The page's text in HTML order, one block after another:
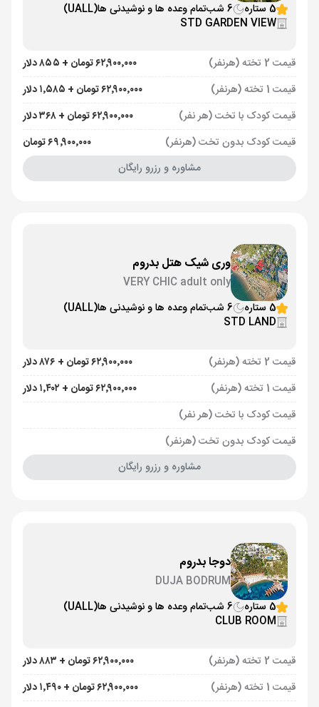
5 ستاره
6 شب تمام وعده ها و نوشیدنی ها(UALL)
STD GARDEN VIEW
قیمت 2 تخته (هرنفر)
۶۲٬۹۰۰٬۰۰۰ تومان + ۸۵۵ دلار
قیمت 1 تخته (هرنفر)
۶۲٬۹۰۰٬۰۰۰ تومان + ۱٬۵۸۵ دلار
قیمت کودک با تخت (هر نفر)
۶۲٬۹۰۰٬۰۰۰ تومان + ۳۶۸ دلار
قیمت کودک بدون تخت (هرنفر)
۶۹٬۹۰۰٬۰۰۰ تومان
مشاوره و رزرو رایگان
وری شیک هتل بدروم
VERY CHIC adult only
5 ستاره
6 شب تمام وعده ها و نوشیدنی ها(UALL)
STD LAND
قیمت 2 تخته (هرنفر)
۶۲٬۹۰۰٬۰۰۰ تومان + ۸۷۶ دلار
قیمت 1 تخته (هرنفر)
۶۲٬۹۰۰٬۰۰۰ تومان + ۱٬۴۰۲ دلار
قیمت کودک با تخت (هر نفر)
قیمت کودک بدون تخت (هرنفر)
مشاوره و رزرو رایگان
دوجا بدروم
DUJA BODRUM
5 ستاره
6 شب تمام وعده ها و نوشیدنی ها(UALL)
CLUB ROOM
قیمت 2 تخته (هرنفر)
۶۲٬۹۰۰٬۰۰۰ تومان + ۸۸۳ دلار
قیمت 1 تخته (هرنفر)
۶۲٬۹۰۰٬۰۰۰ تومان + ۱٬۴۹۰ دلار